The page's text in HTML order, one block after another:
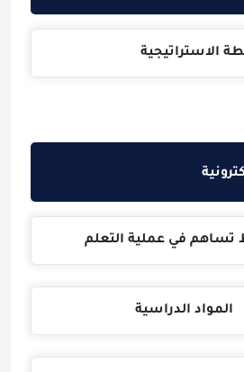
الاستراتيجية
تساهم في عملية التعلم
المواد الدراسية